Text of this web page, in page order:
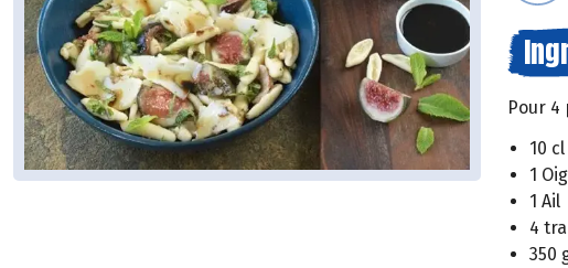
Pour 4
10
1
1 Ail
4
350